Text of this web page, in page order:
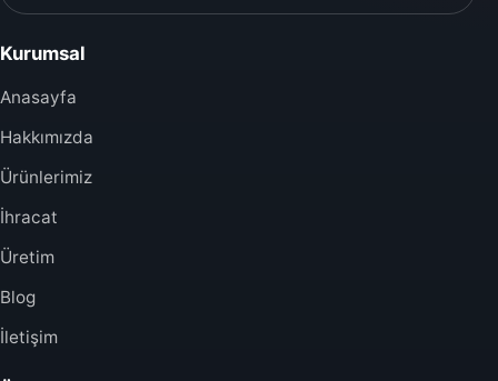
Kurumsal
Anasayfa
Hakkımızda
Ürünlerimiz
İhracat
Üretim
Blog
İletişim